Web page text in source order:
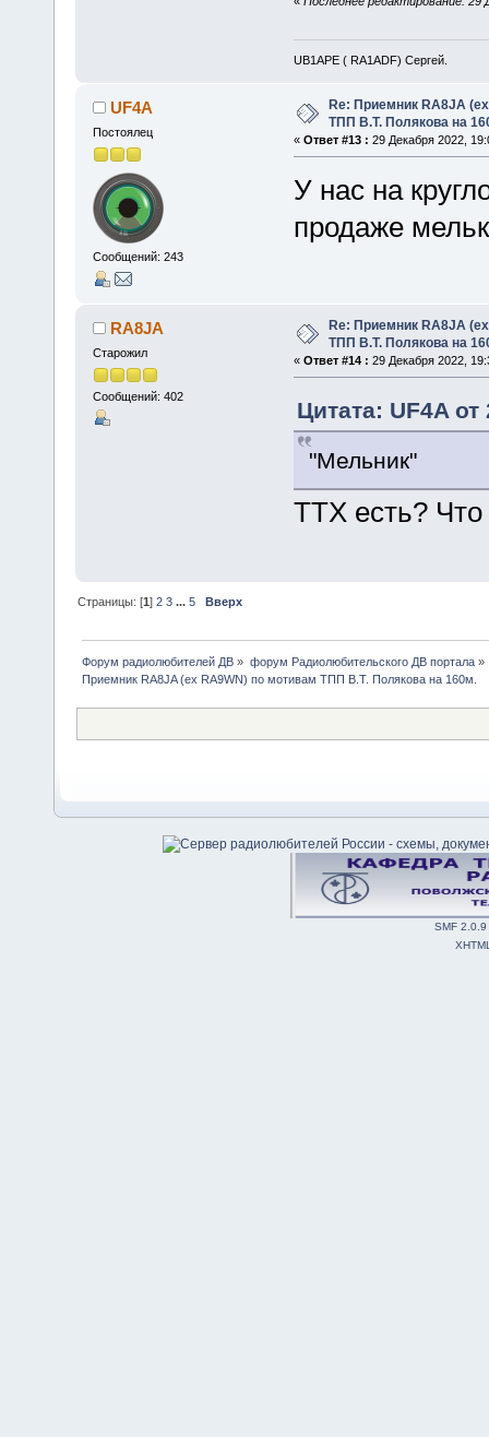
UB1APE ( RA1ADF) Сергей.
UF4A
Постоялец
Сообщений: 243
Re: Приемник RA8JA
ТПП В.Т. Полякова на
« Ответ #13 : 29 Декабря 2022,
У нас на
продаже
RA8JA
Старожил
Сообщений: 402
Re: Приемник RA8JA
ТПП В.Т. Полякова на
« Ответ #14 : 29 Декабря 2022,
Цитата: UF4A
"Мельник"
ТТХ есть?
Страницы: [1]2 3 ...5 Вверх
Форум радиолюбителей ДВ » форум Радиолюбительского ДВ портала»
Приемник RA8JA (ex RA9WN) по мотивам ТПП В.Т. Полякова на 160м.
SMF 2.0.9